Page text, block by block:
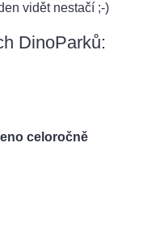
vidět nestačí ;-)
DinoParků:
celoročně